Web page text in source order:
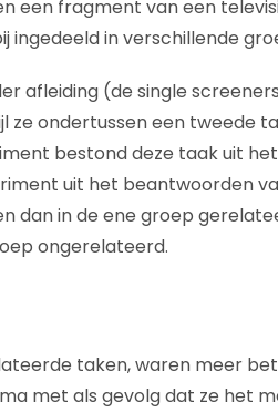
een fragment van een
ingedeeld in verschillende
afleiding (de single
ondertussen een tweede
bestond deze taak uit
uit het beantwoorden
dan in de ene groep
ongerelateerd.
taken, waren meer
met als gevolg dat ze het